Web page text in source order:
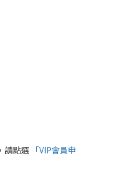
請點選 「VIP會員申